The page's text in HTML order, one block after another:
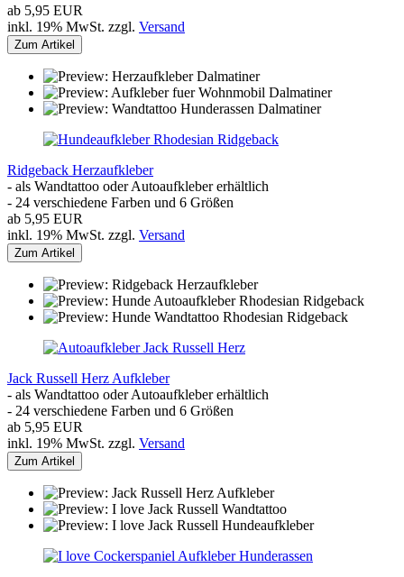
ab 5,95 EUR
inkl. 19% MwSt. zzgl. Versand
Zum Artikel
Ridgeback Herzaufkleber
- als Wandtattoo oder Autoaufkleber erhältlich
- 24 verschiedene Farben und 6 Größen
ab 5,95 EUR
inkl. 19% MwSt. zzgl. Versand
Zum Artikel
Jack Russell Herz Aufkleber
- als Wandtattoo oder Autoaufkleber erhältlich
- 24 verschiedene Farben und 6 Größen
ab 5,95 EUR
inkl. 19% MwSt. zzgl. Versand
Zum Artikel